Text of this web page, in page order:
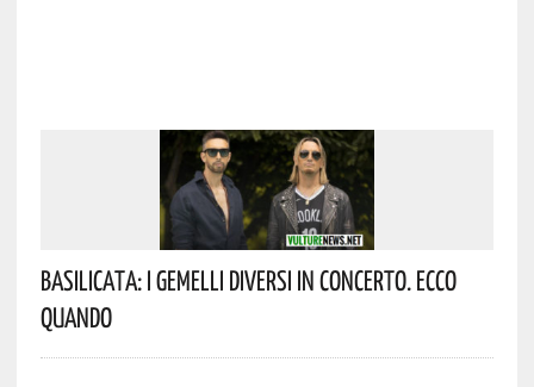
Basilicata: I Gemelli DiVersi In Concerto. Ecco
Quando